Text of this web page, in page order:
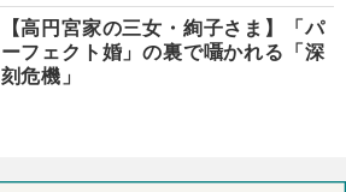
【高円宮家の三女・絢子さま】「パ
ーフェクト婚」の裏で囁かれる「深
刻危機」